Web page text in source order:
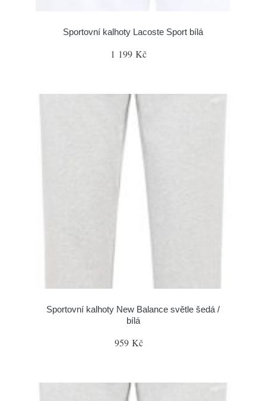
Sportovní kalhoty Lacoste Sport bílá
1 199 Kč
Sportovní kalhoty New Balance světle šedá /
bílá
959 Kč